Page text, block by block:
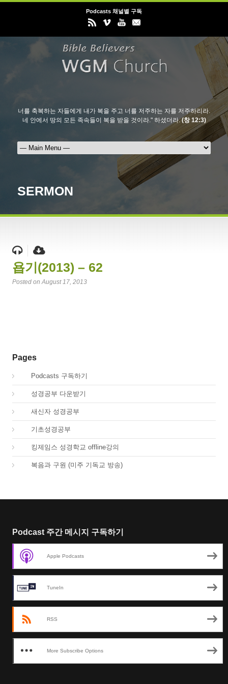
Podcasts 채널별 구독
너를 축복하는 자들에게 내가 복을 주고 너를 저주하는 자를 저주하리라.
네 안에서 땅의 모든 족속들이 복을 받을 것이라." 하셨더라.(창 12:3)
SERMON
욥기(2013) – 62
Posted on August 17, 2013
Pages
Podcasts 구독하기
성경공부 다운받기
새신자 성경공부
기초성경공부
킹제임스 성경학교 offline강의
복음과 구원 (미주 기독교 방송)
Podcast 주간 메시지 구독하기
Apple Podcasts
TuneIn
RSS
More Subscribe Options